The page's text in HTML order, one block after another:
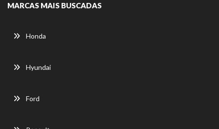
MARCAS MAIS BUSCADAS
Honda
Hyundai
Ford